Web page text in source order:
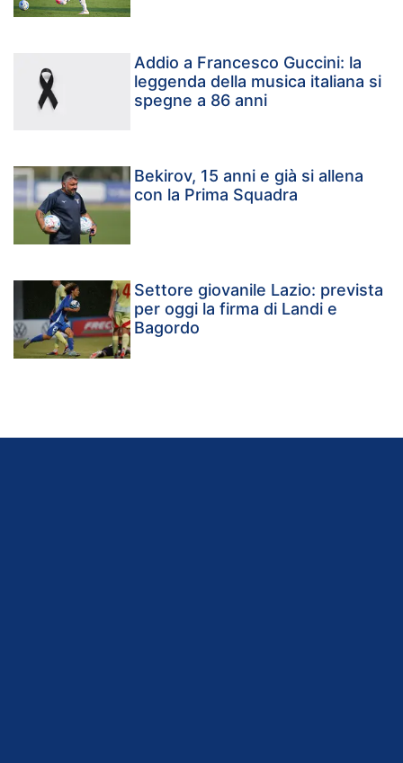
Addio a Francesco Guccini: la
leggenda della musica italiana si
spegne a 86 anni
Bekirov, 15 anni e già si allena
con la Prima Squadra
Settore giovanile Lazio: prevista
per oggi la firma di Landi e
Bagordo